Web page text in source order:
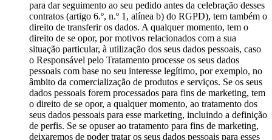
para dar seguimento ao seu pedido antes da celebração desses
contratos (artigo 6.º, n.º 1, alínea b) do RGPD), tem também o
direito de transferir os dados. A qualquer momento, tem o
direito de se opor, por motivos relacionados com a sua
situação particular, à utilização dos seus dados pessoais, caso
o Responsável pelo Tratamento processe os seus dados
pessoais com base no seu interesse legítimo, por exemplo, no
âmbito da comercialização de produtos e serviços. Se os seus
dados pessoais forem processados para fins de marketing, tem
o direito de se opor, a qualquer momento, ao tratamento dos
seus dados pessoais para esse marketing, incluindo a definição
de perfis. Se se opuser ao tratamento para fins de marketing,
deixaremos de poder tratar os seus dados pessoais para esses